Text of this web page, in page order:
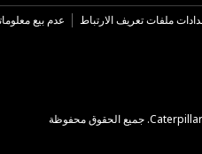
ملفات تعريف الارتباط عدم بيع